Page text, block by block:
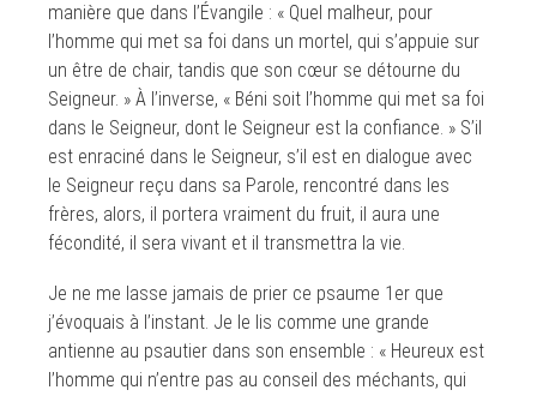
manière que dans l’Évangile : « Quel malheur, pour
l’homme qui met sa foi dans un mortel, qui s’appuie sur
un être de chair, tandis que son cœur se détourne du
Seigneur. » À l’inverse, « Béni soit l’homme qui met sa foi
dans le Seigneur, dont le Seigneur est la confiance. » S’il
est enraciné dans le Seigneur, s’il est en dialogue avec
le Seigneur reçu dans sa Parole, rencontré dans les
frères, alors, il portera vraiment du fruit, il aura une
fécondité, il sera vivant et il transmettra la vie.
Je ne me lasse jamais de prier ce psaume 1er que
j’évoquais à l’instant. Je le lis comme une grande
antienne au psautier dans son ensemble : « Heureux est
l’homme qui n’entre pas au conseil des méchants, qui